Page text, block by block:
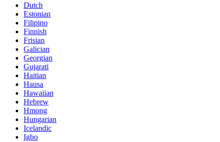
Dutch
Estonian
Filipino
Finnish
Frisian
Galician
Georgian
Gujarati
Haitian
Hausa
Hawaiian
Hebrew
Hmong
Hungarian
Icelandic
Igbo